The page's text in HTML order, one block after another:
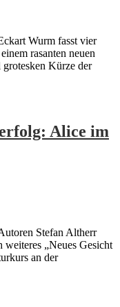
Wurm fasst vier
rasanten neuen
grotesken Kürze der
Alice im
Stefan Altherr
„Neues Gesicht
an der